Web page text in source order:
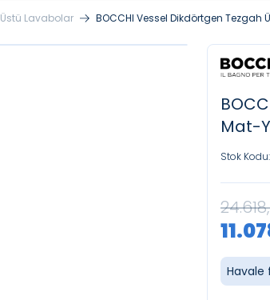
Lavabolar BOCCHI Vessel Dikdörtgen
Mat-
Stok Kodu:
Havale